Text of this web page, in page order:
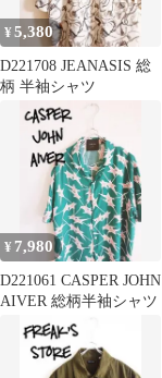
¥5,380
D221708 JEANASIS 総
柄 半袖シャツ
¥ 7,980
D221061 CASPER JOHN
AIVER 総柄半袖シャツ